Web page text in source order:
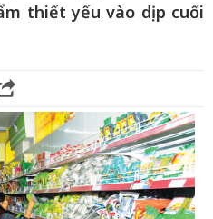
thiết yếu vào dịp cuối